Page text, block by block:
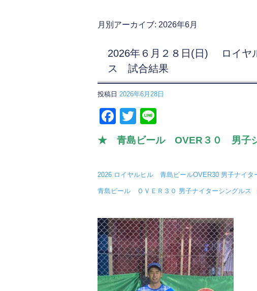
月別アーカイブ: 2026年6月
2026年６月２８日(日) ロイヤ
ス 試合結果
投稿日 2026年6月28日
F
a
c
b
o
o
k
T
wi
tt
n
e
★ 青島ビール OVER３０ 男子シ
2026 ロイヤルヒル 青島ビールOVER30 男子ナイ
青島ビール ＯＶＥＲ３０ 男子ナイターシングルス